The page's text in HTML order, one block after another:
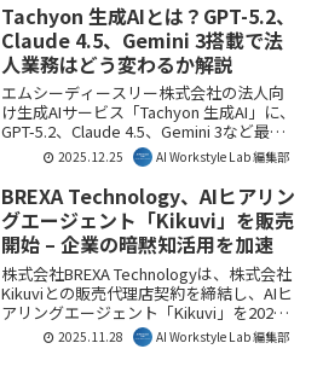
AI」時代に向けた重要な一歩であり、ビ
ジネスにおけるAI活用を加速させるでし
ょう。AI Workstyle Lab編集部としては、
この動きが多様な産業DXをさらに推進す
ると考えます。
Tachyon 生成AIとは？GPT-5.2、
Claude 4.5、Gemini 3搭載で法
人業務はどう変わるか解説
エムシーディースリー株式会社の法人向
け生成AIサービス「Tachyon 生成AI」に、
GPT-5.2、Claude 4.5、Gemini 3など最先
端7モデルが新たに搭載されました。これ
により、企業はより高度で多様なAI活用
が可能になり、業務効率化や意思決定の
高度化が期待されます。AI Workstyle Lab
編集部では、その詳細とビジネスへの影
響を解説します。
2025.12.25 AI Workstyle Lab 編集部
BREXA Technology、AIヒアリン
グエージェント「Kikuvi」を販売
開始 – 企業の暗黙知活用を加速
株式会社BREXA Technologyは、株式会社
Kikuviとの販売代理店契約を締結し、AIヒ
アリングエージェント「Kikuvi」を2025
年12月1日より販売開始します。これによ
り、企業のDX推進を支援する
2025.11.28 AI Workstyle Lab 編集部